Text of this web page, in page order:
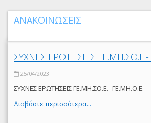
ΑΝΑΚΟΙΝΩΣΕΙΣ
ΣΥΧΝΕΣ ΕΡΩΤΗΣΕΙΣ
25/04/2023
ΣΥΧΝΕΣ ΕΡΩΤΗΣΕΙΣ ΓΕ.ΜΗ.ΣΟ.Ε.- ΓΕ.ΜΗ.Ο.Ε.
Διαβάστε περισσότερα...